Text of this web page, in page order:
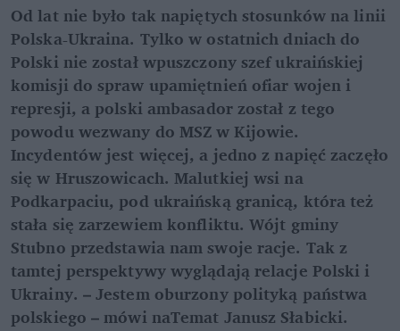
Od lat nie było tak napiętych stosunków na linii
Polska-Ukraina. Tylko w ostatnich dniach do
Polski nie został wpuszczony szef ukraińskiej
komisji do spraw upamiętnień ofiar wojen i
represji, a polski ambasador został z tego
powodu wezwany do MSZ w Kijowie.
Incydentów jest więcej, a jedno z napięć zaczęło
się w Hruszowicach. Malutkiej wsi na
Podkarpaciu, pod ukraińską granicą, która też
stała się zarzewiem konfliktu. Wójt gminy
Stubno przedstawia nam swoje racje. Tak z
tamtej perspektywy wyglądają relacje Polski i
Ukrainy. – Jestem oburzony polityką państwa
polskiego – mówi naTemat Janusz Słabicki.